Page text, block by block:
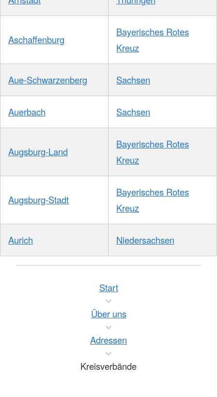
Aschaffenburg
Bayerisches Rotes
Kreuz
Aue-Schwarzenberg Sachsen
Auerbach Sachsen
Augsburg-Land
Bayerisches Rotes
Kreuz
Augsburg-Stadt
Bayerisches Rotes
Kreuz
Aurich Niedersachsen
Start
Über uns
Adressen
Kreisverbände